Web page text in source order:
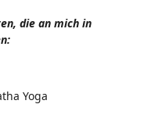
die an mich in
Yoga